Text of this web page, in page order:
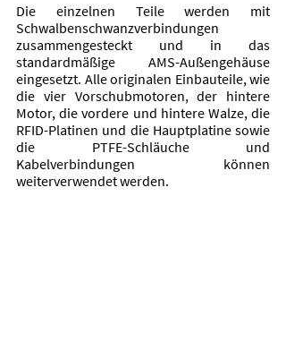
Die einzelnen Teile werden mit
Schwalbenschwanzverbindungen
zusammengesteckt und in das
standardmäßige AMS-Außengehäuse
eingesetzt. Alle originalen Einbauteile, wie
die vier Vorschubmotoren, der hintere
Motor, die vordere und hintere Walze, die
RFID-Platinen und die Hauptplatine sowie
die PTFE-Schläuche und
Kabelverbindungen können
weiterverwendet werden.